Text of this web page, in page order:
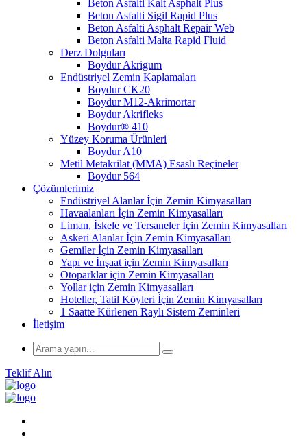
Beton Asfalti Kalt Asphalt Plus
Beton Asfalti Sigil Rapid Plus
Beton Asfalti Asphalt Repair Web
Beton Asfalti Malta Rapid Fluid
Derz Dolguları
Boydur Akrigum
Endüstriyel Zemin Kaplamaları
Boydur CK20
Boydur M12-Akrimortar
Boydur Akrifleks
Boydur® 410
Yüzey Koruma Ürünleri
Boydur A10
Metil Metakrilat (MMA) Esaslı Reçineler
Boydur 564
Çözümlerimiz
Endüstriyel Alanlar İçin Zemin Kimyasalları
Havaalanları İçin Zemin Kimyasalları
Liman, İskele ve Tersaneler İçin Zemin Kimyasalları
Askeri Alanlar İçin Zemin Kimyasalları
Gemiler İçin Zemin Kimyasalları
Yapı ve İnşaat için Zemin Kimyasalları
Otoparklar için Zemin Kimyasalları
Yollar için Zemin Kimyasalları
Hoteller, Tatil Köyleri İçin Zemin Kimyasalları
1 Saatte Kürlenen Raylı Sistem Zeminleri
İletişim
Teklif Alın